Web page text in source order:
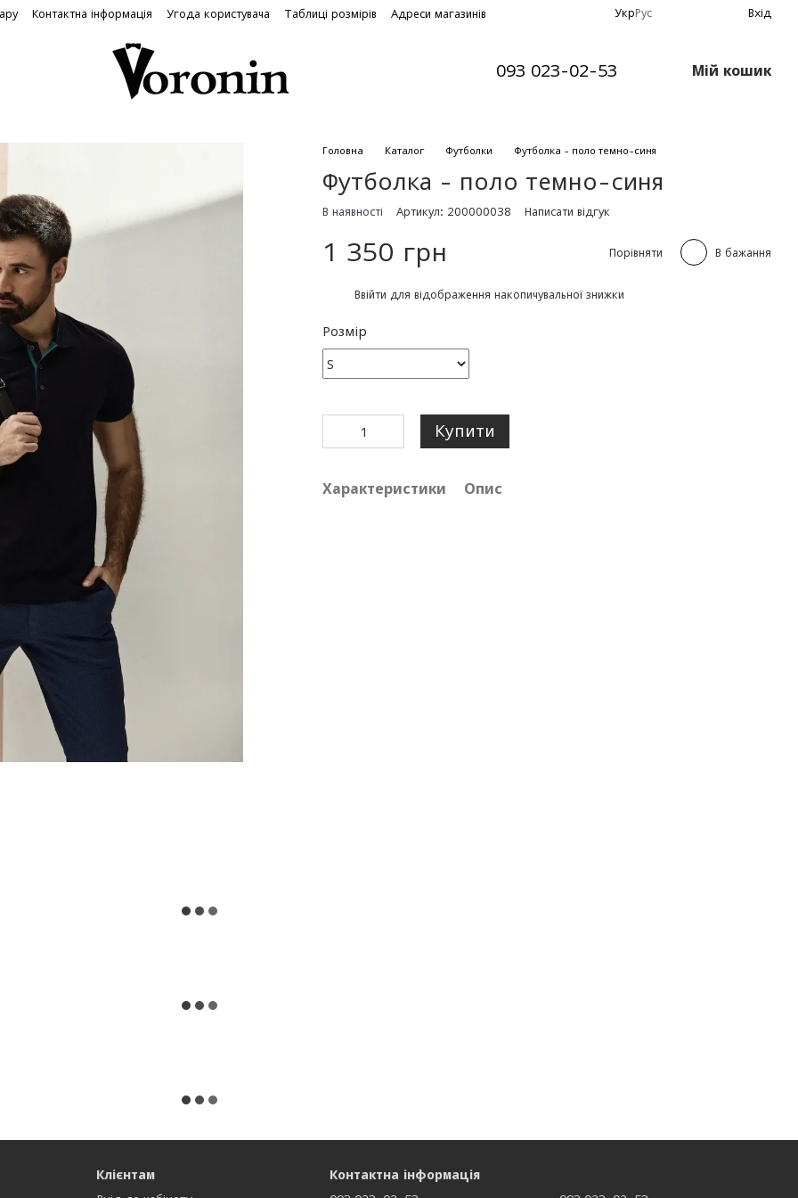
Контактна інформація Угода користувача Таблиці розмірів Адреси магазинів УкрРус Вхід
093 023-02-53 Мій кошик
Головна Каталог Футболки Футболка - поло темно-синя
Футболка - поло темно-синя
В наявності Артикул: 200000038 Написати відгук
1 350 грн Порівняти В бажання
Ввійти для відображення накопичувальної знижки
Розмір
Купити
Характеристики Опис
Клієнтам Контактна інформація